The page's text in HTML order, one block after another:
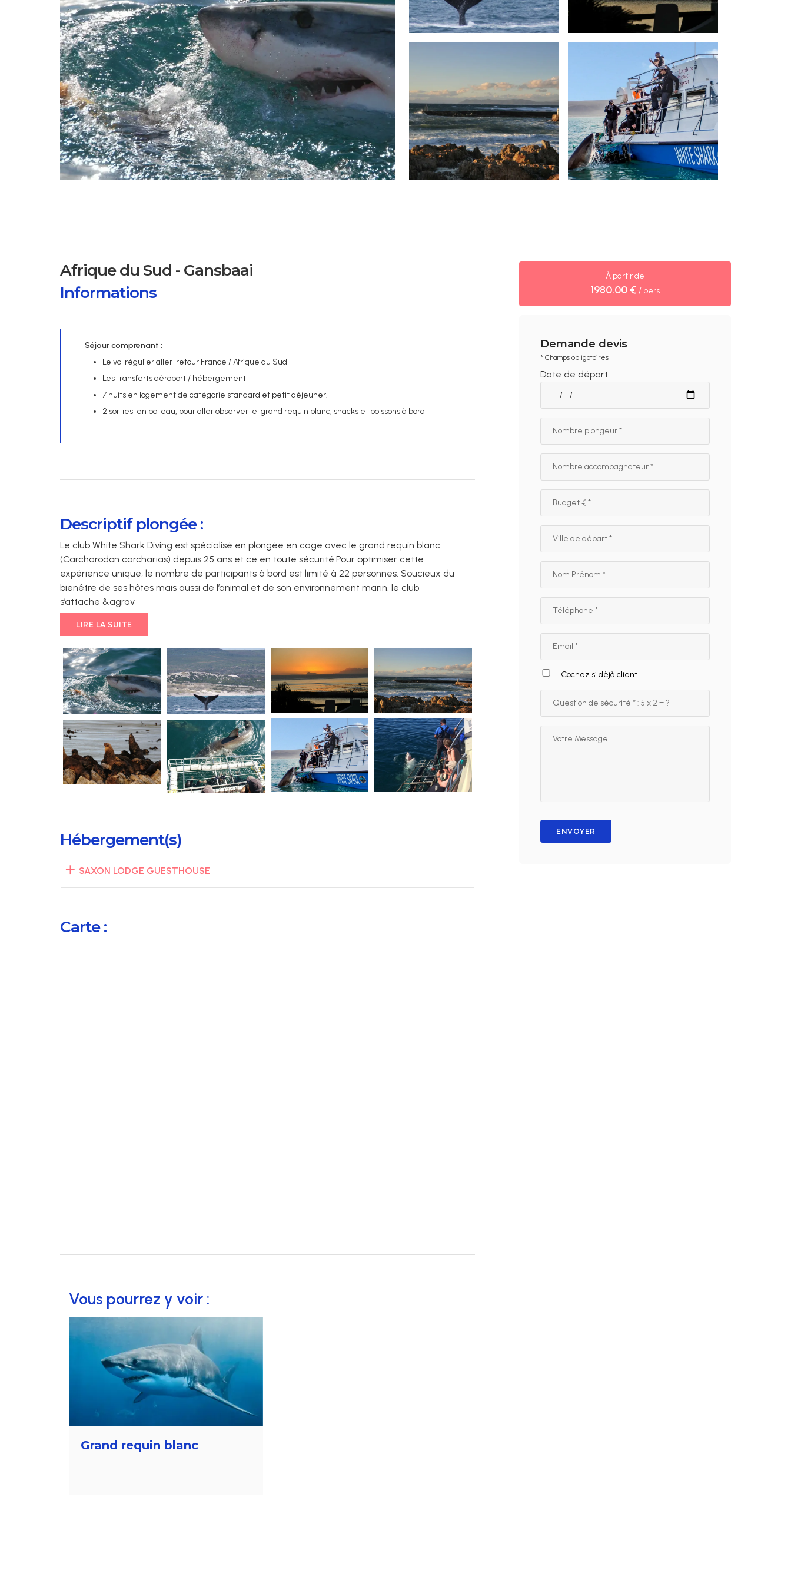
Afrique du Sud - Gansbaai
Informations
Séjour comprenant :
Le vol régulier aller-retour France / Afrique du Sud
Les transferts aéroport / hébergement
7 nuits en logement de catégorie standard et petit déjeuner.
2 sorties en bateau, pour aller observer le grand requin blanc, snacks et boissons à bord
Descriptif plongée :
Le club White Shark Diving est spécialisé en plongée en cage avec le grand requin blanc
(Carcharodon carcharias) depuis 25 ans et ce en toute sécurité.Pour optimiser cette
expérience unique, le nombre de participants à bord est limité à 22 personnes. Soucieux du
bienêtre de ses hôtes mais aussi de l’animal et de son environnement marin, le club
s’attache &agrav
LIRE LA SUITE
Hébergement(s)
SAXON LODGE GUESTHOUSE
Carte :
Vous pourrez y voir :
Grand requin blanc
À partir de
1980.00 € / pers
Demande devis
* Champs obligatoires
Date de départ:
Cochez si dèjà client
ENVOYER